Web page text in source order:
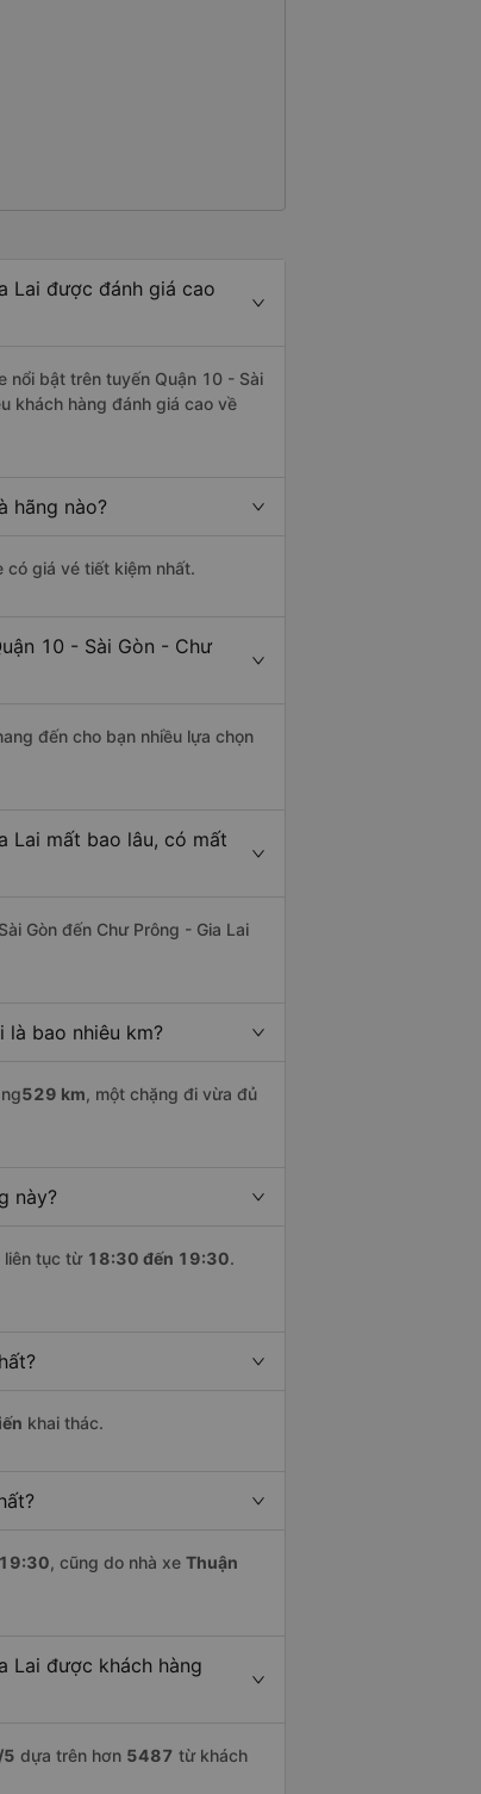
Lai được đánh giá cao
nổi bật trên tuyến Quận 10 - Sài
khách hàng đánh giá cao về
hãng nào?
có giá vé tiết kiệm nhất.
10 - Sài Gòn - Chư
đến cho bạn nhiều lựa chọn
Lai mất bao lâu, có mất
Gòn đến Chư Prông - Gia Lai
là bao nhiêu km?
529 km, một chặng đi vừa đủ
này?
liên tục từ 18:30 đến 19:30.
khai thác.
19:30, cũng do nhà xe Thuận
Lai được khách hàng
/5 dựa trên hơn 5487 từ khách